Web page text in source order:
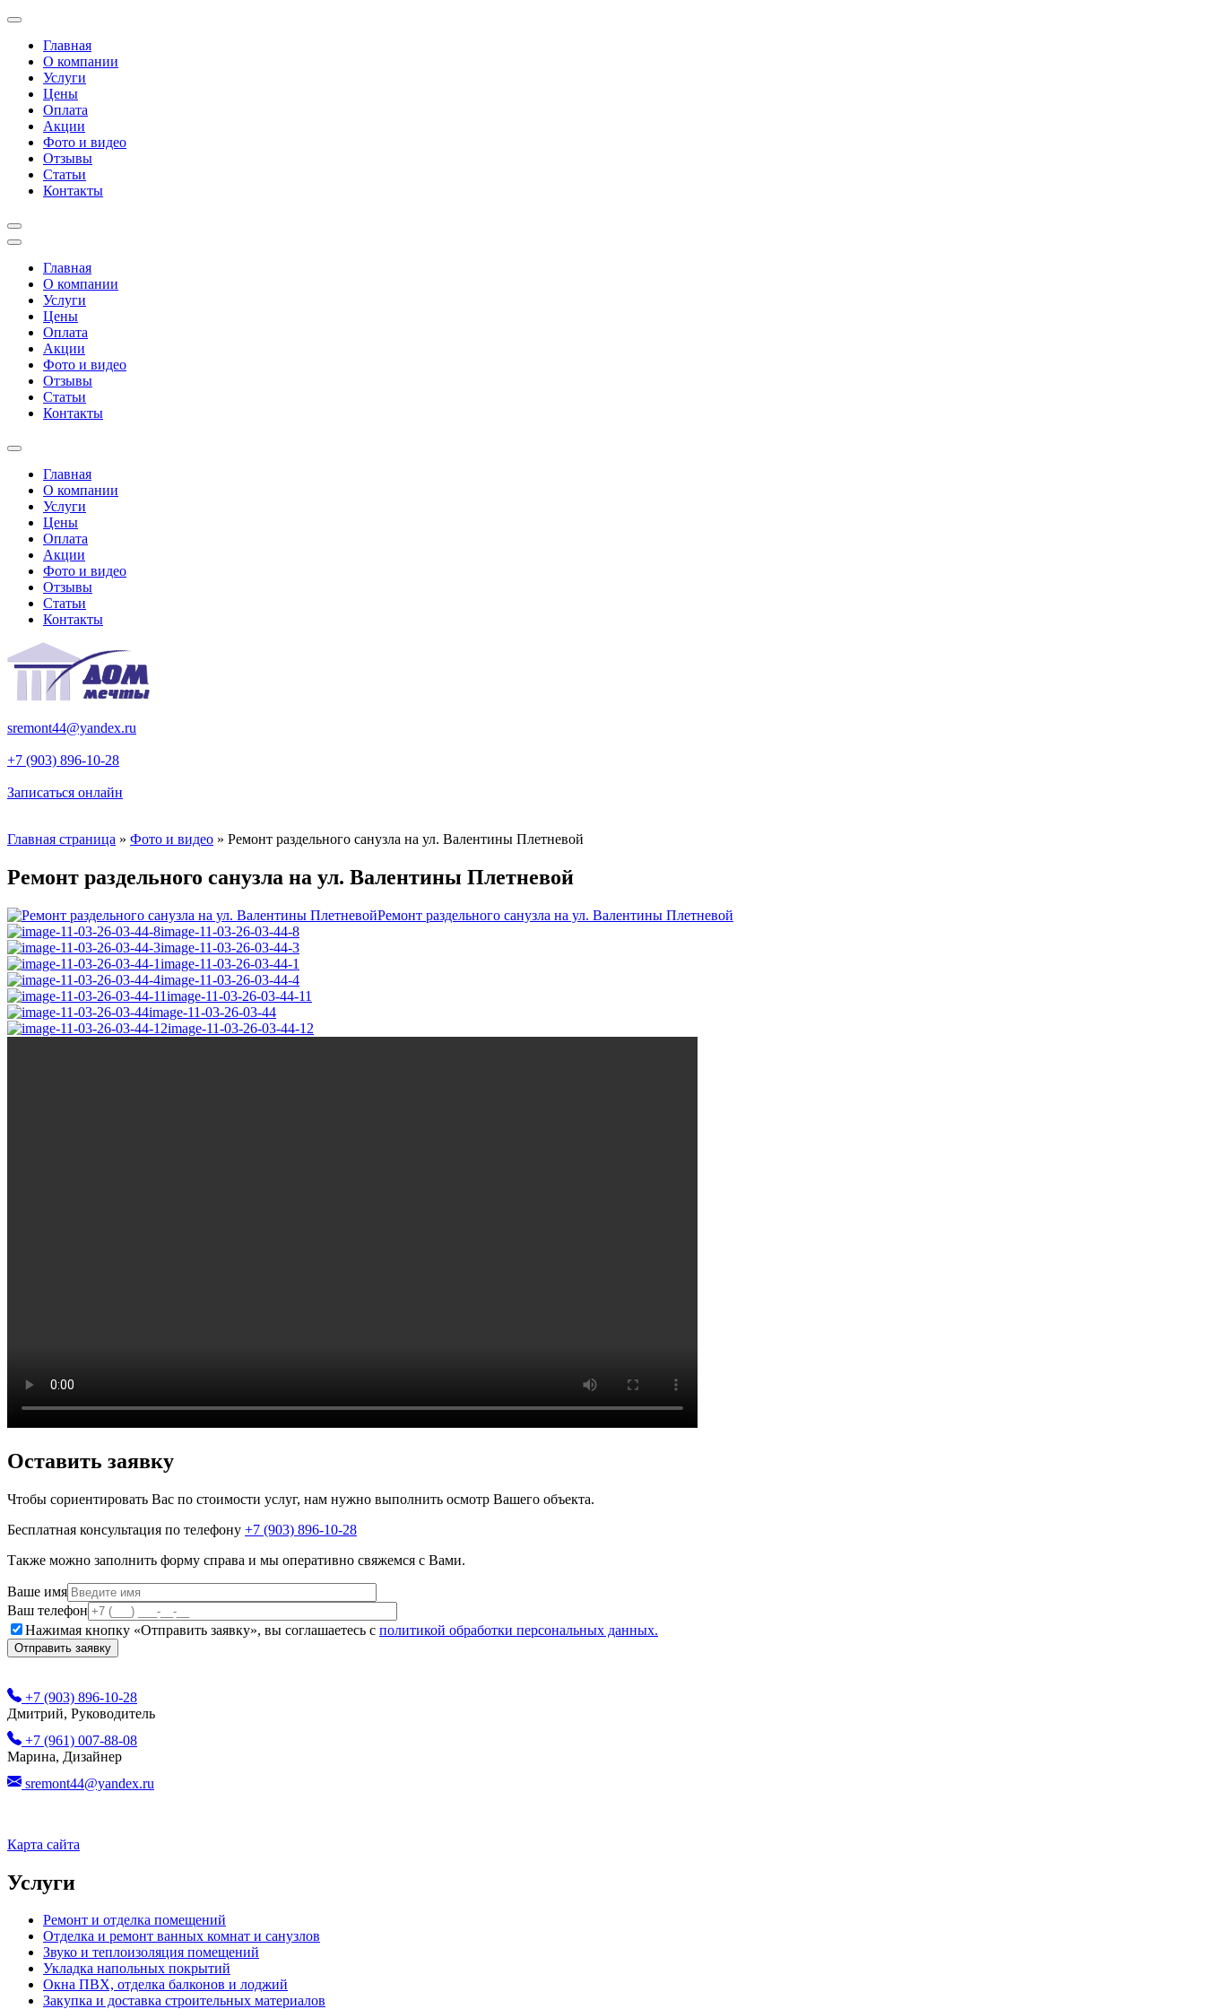
Перейти
содержимому
(нажмите
Enter)
Главная
О компании
Услуги
Цены
Оплата
Акции
Фото и видео
Отзывы
Статьи
Контакты
Главная
О компании
Услуги
Цены
Оплата
Акции
Фото и видео
Отзывы
Статьи
Контакты
Главная
О компании
Услуги
Цены
Оплата
Акции
Фото и видео
Отзывы
Статьи
Контакты
sremont44@yandex.ru
+7 (903) 896-10-28
Записаться онлайн
Главная страница » Фото и видео » Ремонт раздельного санузла на ул. Валентины Плетневой
Ремонт раздельного санузла на ул. Валентины Плетневой
Ремонт раздельного санузла на ул. Валентины Плетневой
image-11-03-26-03-44-8
image-11-03-26-03-44-3
image-11-03-26-03-44-1
image-11-03-26-03-44-4
image-11-03-26-03-44-11
image-11-03-26-03-44
image-11-03-26-03-44-12
Оставить заявку
Чтобы сориентировать Вас по стоимости услуг, нам нужно выполнить осмотр Вашего объекта.
Бесплатная консультация по телефону +7 (903) 896-10-28
Также можно заполнить форму справа и мы оперативно свяжемся с Вами.
Ваше имя
Ваш телефон
Нажимая кнопку «Отправить заявку», вы соглашаетесь с политикой обработки персональных данных.
+7 (903) 896-10-28
Дмитрий, Руководитель
+7 (961) 007-88-08
Марина, Дизайнер
sremont44@yandex.ru
Карта сайта
Услуги
Ремонт и отделка помещений
Отделка и ремонт ванных комнат и санузлов
Звуко и теплоизоляция помещений
Укладка напольных покрытий
Окна ПВХ, отделка балконов и лоджий
Закупка и доставка строительных материалов